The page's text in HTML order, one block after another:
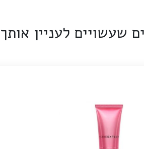
שעשויים לעניין אותך